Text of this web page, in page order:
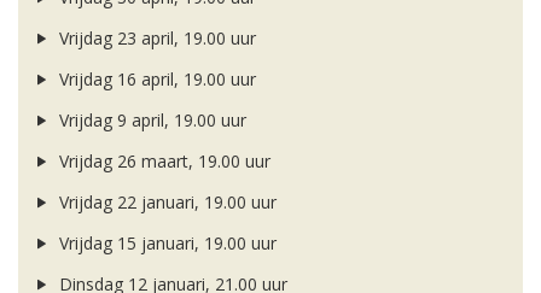
Vrijdag 23 april, 19.00 uur
Vrijdag 16 april, 19.00 uur
Vrijdag 9 april, 19.00 uur
Vrijdag 26 maart, 19.00 uur
Vrijdag 22 januari, 19.00 uur
Vrijdag 15 januari, 19.00 uur
Dinsdag 12 januari, 21.00 uur